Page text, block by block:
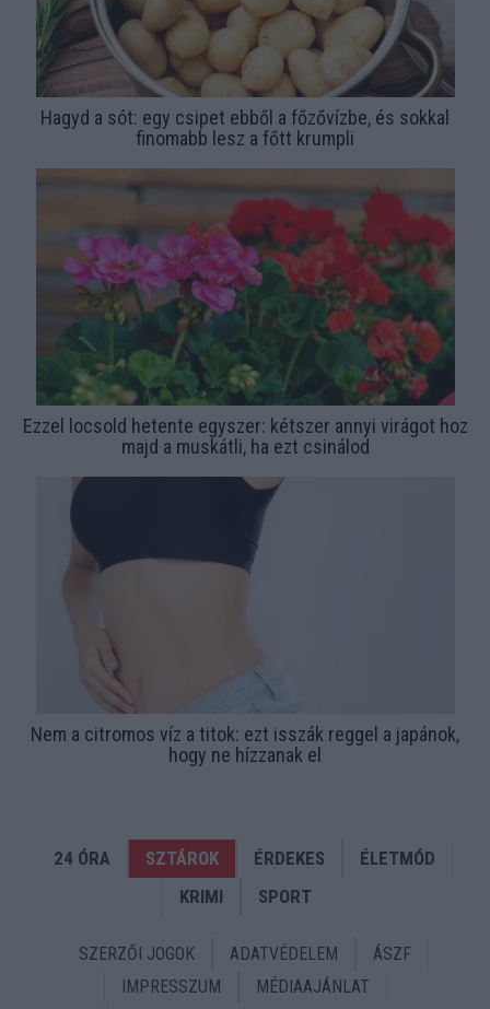
Hagyd a sót: egy csipet ebből a főzővízbe, és sokkal
finomabb lesz a főtt krumpli
Ezzel locsold hetente egyszer: kétszer annyi virágot hoz
majd a muskátli, ha ezt csinálod
Nem a citromos víz a titok: ezt isszák reggel a japánok,
hogy ne hízzanak el
24 ÓRA SZTÁROK ÉRDEKES
ÉLETMÓD
KRIMI
SPORT
SZERZŐI JOGOK ADATVÉDELEM
ÁSZF
IMPRESSZUM
MÉDIAAJÁNLAT